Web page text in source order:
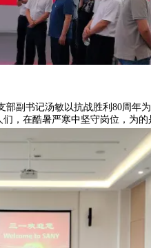
部副书记汤敏以抗战胜利80周
，在酷暑严寒中坚守岗位，为